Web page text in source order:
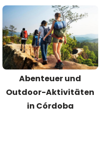
Abenteuer und
Outdoor-Aktivitäten
in Córdoba